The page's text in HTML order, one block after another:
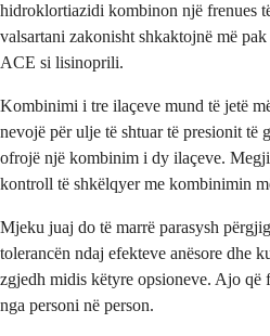
hidroklortiazidi kombinon një frenues
valsartani zakonisht shkaktojnë më
ACE si lisinoprili.
Kombinimi i tre ilaçeve mund të jetë
nevojë për ulje të shtuar të presionit të
ofrojë një kombinim i dy ilaçeve.
kontroll të shkëlqyer me kombinimin
Mjeku juaj do të marrë parasysh
tolerancën ndaj efekteve anësore dhe
zgjedh midis këtyre opsioneve. Ajo që
nga personi në person.